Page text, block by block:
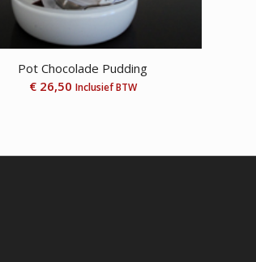
Pot Chocolade Pudding
€26,50 Inclusief BTW